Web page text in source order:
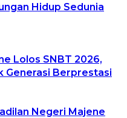
Hidup Sedunia
Lolos SNBT 2026,
Generasi Berprestasi
Negeri Majene